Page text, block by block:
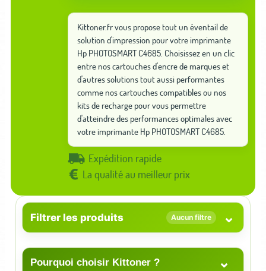
Kittoner.fr vous propose tout un éventail de
solution d'impression pour votre imprimante
Hp PHOTOSMART C4685. Choisissez en un clic
entre nos cartouches d'encre de marques et
d'autres solutions tout aussi performantes
comme nos cartouches compatibles ou nos
kits de recharge pour vous permettre
d'atteindre des performances optimales avec
votre imprimante Hp PHOTOSMART C4685.
Expédition rapide
La qualité au meilleur prix
Filtrer les produits Aucun filtre ⌄
Pourquoi choisir Kittoner ? ⌄